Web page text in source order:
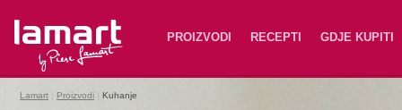
Lamart PROIZVODI RECEPTI GDJE KUPITI
Lamart Proizvodi Kuhanje